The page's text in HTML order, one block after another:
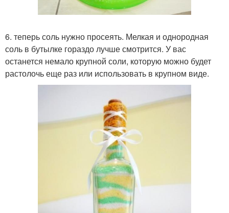
6. теперь соль нужно просеять. Мелкая и однородная
соль в бутылке гораздо лучше смотрится. У вас
останется немало крупной соли, которую можно будет
растолочь еще раз или использовать в крупном виде.